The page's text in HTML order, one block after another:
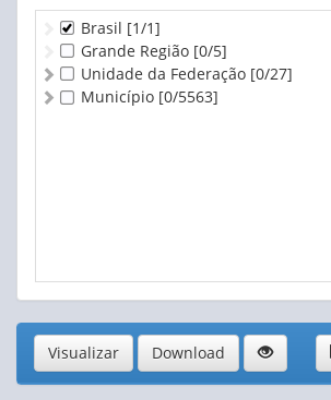
Brasil [1/1]
Grande Região [0/5]
Unidade da Federação [0/27]
Município [0/5563]
Visualizar Download